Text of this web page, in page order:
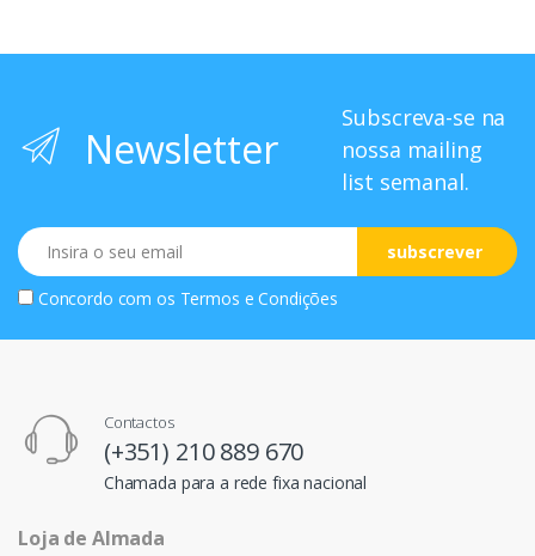
Newsletter
Subscreva-se na
nossa mailing
list semanal.
Email
subscrever
Concordo com os Termos e Condições
Contactos
(+351) 210 889 670
Chamada para a rede fixa nacional
Loja de Almada